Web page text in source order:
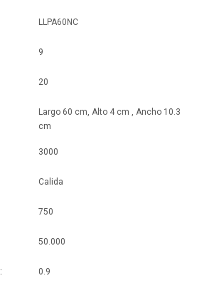
LLPA60NC
9
20
Largo 60 cm, Alto 4 cm , Ancho 10.3
cm
3000
Calida
750
50.000
0.9